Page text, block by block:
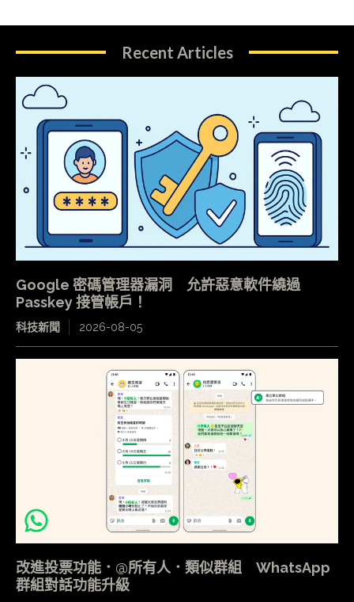
Recent Articles
Google 密碼管理器漏洞 允許惡意軟件繞過
Passkey 接管帳戶！
科技新聞 2026-08-05
改進投票功能．@所有人．類似群組 WhatsApp
群組對話功能升級